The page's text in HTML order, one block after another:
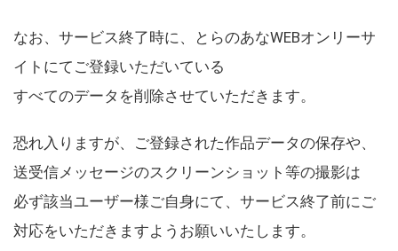
なお、サービス終了時に、とらのあなWEBオンリーサ
イトにてご登録いただいている
すべてのデータを削除させていただきます。
恐れ入りますが、ご登録された作品データの保存や、
送受信メッセージのスクリーンショット等の撮影は
必ず該当ユーザー様ご自身にて、サービス終了前にご
対応をいただきますようお願いいたします。